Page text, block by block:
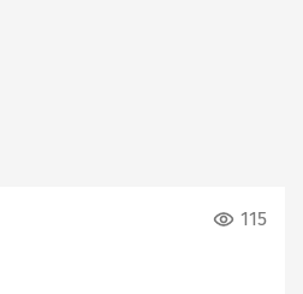
115